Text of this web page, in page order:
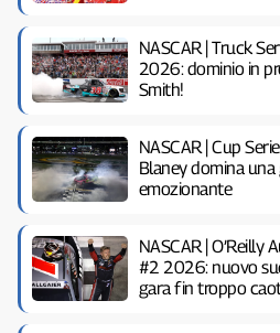
NASCAR | Truck
2026: dominio in
Smith!
NASCAR | Cup
Blaney domina
emozionante
NASCAR | O’Reilly
#2 2026: nuovo
gara fin troppo